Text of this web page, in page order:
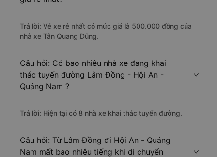
Trả lời: Vé xe rẻ nhất có mức giá là 500.000 đồng của
nhà xe Tân Quang Dũng.
Câu hỏi: Có bao nhiêu nhà xe đang khai
thác tuyến đường Lâm Đồng - Hội An -
Quảng Nam ?
Trả lời: Hiện tại có 8 nhà xe khai thác tuyến đường.
Câu hỏi: Từ Lâm Đồng đi Hội An - Quảng
Nam mất bao nhiêu tiếng khi di chuyển